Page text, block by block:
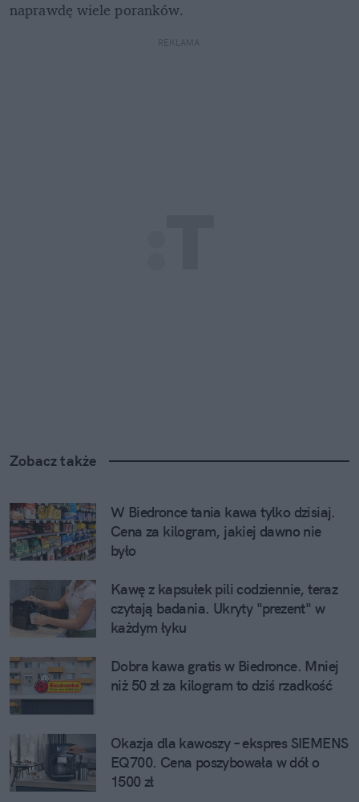
naprawdę wiele poranków.
REKLAMA
Zobacz także
W Biedronce tania kawa tylko dzisiaj.
Cena za kilogram, jakiej dawno nie
było
Kawę z kapsułek pili codziennie, teraz
czytają badania. Ukryty "prezent" w
każdym łyku
Dobra kawa gratis w Biedronce. Mniej
niż 50 zł za kilogram to dziś rzadkość
Okazja dla kawoszy – ekspres SIEMENS
EQ700. Cena poszybowała w dół o
1500 zł